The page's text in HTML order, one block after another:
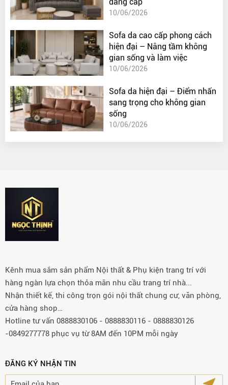
đẳng cấp
10/06/2026
Sofa da cao cấp phong cách
hiện đại – Nâng tầm không
gian sống và làm việc
10/06/2026
Sofa da hiện đại – Điểm nhấn
sang trọng cho không gian
sống
10/06/2026
Kênh mua sắm sản phẩm Nội thất & Phụ kiện trang trí với
hàng ngàn lựa chọn thỏa mãn nhu cầu trang trí nhà...
Nhận thiết kế, thi công trọn gói nội thất chung cư, văn phòng,
cửa hàng shop…
Hotline tư vấn 0888830106 - 0888830116 - 0888830126
-0849277778 phục vụ từ 8AM đến 10PM mỗi ngày
ĐĂNG KÝ NHẬN TIN